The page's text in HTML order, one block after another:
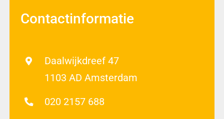
Contactinformatie
Daalwijkdreef 47
1103 AD Amsterdam
020 2157 688